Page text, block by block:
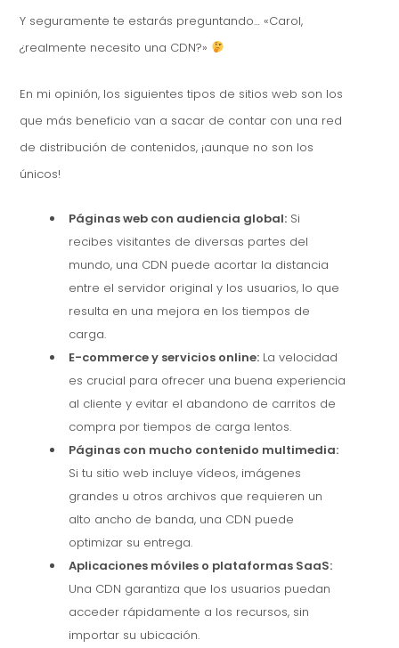
Y seguramente te estarás preguntando… «Carol,
¿realmente necesito una CDN?»
En mi opinión, los siguientes tipos de sitios web son los
que más beneficio van a sacar de contar con una red
de distribución de contenidos, ¡aunque no son los
únicos!
Páginas web con audiencia global: Si
recibes visitantes de diversas partes del
mundo, una CDN puede acortar la distancia
entre el servidor original y los usuarios, lo que
resulta en una mejora en los tiempos de
carga.
E-commerce y servicios online: La velocidad
es crucial para ofrecer una buena experiencia
al cliente y evitar el abandono de carritos de
compra por tiempos de carga lentos.
Páginas con mucho contenido multimedia:
Si tu sitio web incluye vídeos, imágenes
grandes u otros archivos que requieren un
alto ancho de banda, una CDN puede
optimizar su entrega.
Aplicaciones móviles o plataformas SaaS:
Una CDN garantiza que los usuarios puedan
acceder rápidamente a los recursos, sin
importar su ubicación.